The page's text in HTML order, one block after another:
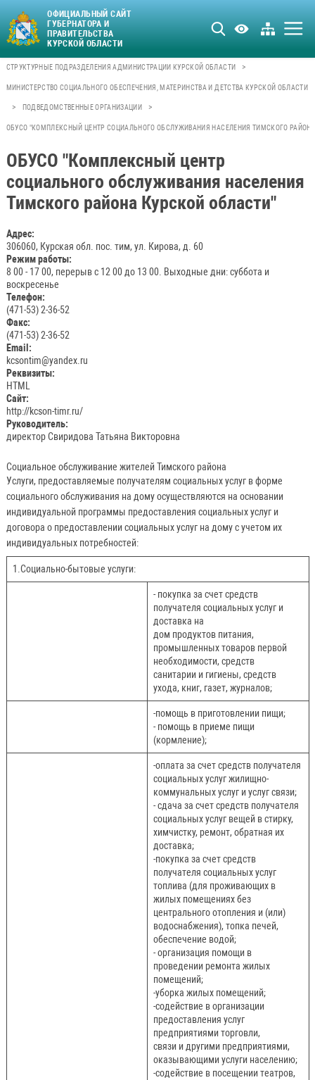
ОФИЦИАЛЬНЫЙ САЙТ
ГУБЕРНАТОРА И
ПРАВИТЕЛЬСТВА
КУРСКОЙ ОБЛАСТИ
СТРУКТУРНЫЕ ПОДРАЗДЕЛЕНИЯ АДМИНИСТРАЦИИ КУРСКОЙ ОБЛАСТИ >
МИНИСТЕРСТВО СОЦИАЛЬНОГО ОБЕСПЕЧЕНИЯ, МАТЕРИНСТВА И ДЕТСТВА КУРСКОЙ ОБЛАСТИ
> ПОДВЕДОМСТВЕННЫЕ ОРГАНИЗАЦИИ >
ОБУСО "КОМПЛЕКСНЫЙ ЦЕНТР СОЦИАЛЬНОГО ОБСЛУЖИВАНИЯ НАСЕЛЕНИЯ ТИМСКОГО
ОБУСО "Комплексный центр
социального обслуживания населения
Тимского района Курской области"
Адрес:
306060, Курская обл. пос. тим, ул. Кирова, д. 60
Режим работы:
8 00 - 17 00, перерыв с 12 00 до 13 00. Выходные дни: суббота и
воскресенье
Телефон:
(471-53) 2-36-52
Факс:
(471-53) 2-36-52
Email:
kcsontim@yandex.ru
Реквизиты:
HTML
Сайт:
http://kcson-timr.ru/
Руководитель:
директор Свиридова Татьяна Викторовна
Социальное обслуживание жителей Тимского района
Услуги, предоставляемые получателям социальных услуг в форме
социального обслуживания на дому осуществляются на основании
индивидуальной программы предоставления социальных услуг и
договора о предоставлении социальных услуг на дому с учетом их
индивидуальных потребностей:
1.Социально-бытовые услуги:
- покупка за счет средств
получателя социальных услуг и
доставка на
дом продуктов питания,
промышленных товаров первой
необходимости, средств
санитарии и гигиены, средств
ухода, книг, газет, журналов;
-помощь в приготовлении пищи;
- помощь в приеме пищи
(кормление);
-оплата за счет средств получателя
социальных услуг жилищно-
коммунальных услуг и услуг связи;
- сдача за счет средств получателя
социальных услуг вещей в стирку,
химчистку, ремонт, обратная их
доставка;
-покупка за счет средств
получателя социальных услуг
топлива (для проживающих в
жилых помещениях без
центрального отопления и (или)
водоснабжения), топка печей,
обеспечение водой;
- организация помощи в
проведении ремонта жилых
помещений;
-уборка жилых помещений;
-содействие в организации
предоставления услуг
предприятиями торговли,
связи и другими предприятиями,
оказывающими услуги населению;
-содействие в посещении театров,